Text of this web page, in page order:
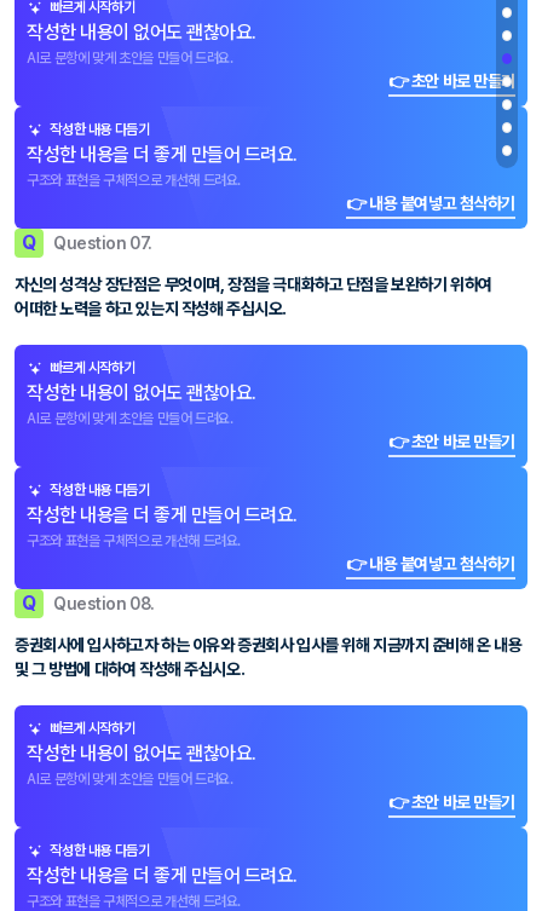
빠르게 시작하기
작성한 내용이 없어도 괜찮아요.
AI로 문항에 맞게 초안을 만들어 드려요.
👉 초안 바로 만들기
작성한 내용 다듬기
작성한 내용을 더 좋게 만들어 드려요.
구조와 표현을 구체적으로 개선해 드려요.
👉 내용 붙여넣고 첨삭하기
Q Question 07.
자신의 성격상 장단점은 무엇이며, 장점을 극대화하고 단점을 보완하기 위하여
어떠한 노력을 하고 있는지 작성해 주십시오.
빠르게 시작하기
작성한 내용이 없어도 괜찮아요.
AI로 문항에 맞게 초안을 만들어 드려요.
👉 초안 바로 만들기
작성한 내용 다듬기
작성한 내용을 더 좋게 만들어 드려요.
구조와 표현을 구체적으로 개선해 드려요.
👉 내용 붙여넣고 첨삭하기
Q Question 08.
증권회사에 입사하고자 하는 이유와 증권회사 입사를 위해 지금까지 준비해 온 내용
및 그 방법에 대하여 작성해 주십시오.
빠르게 시작하기
작성한 내용이 없어도 괜찮아요.
AI로 문항에 맞게 초안을 만들어 드려요.
👉 초안 바로 만들기
작성한 내용 다듬기
작성한 내용을 더 좋게 만들어 드려요.
구조와 표현을 구체적으로 개선해 드려요.